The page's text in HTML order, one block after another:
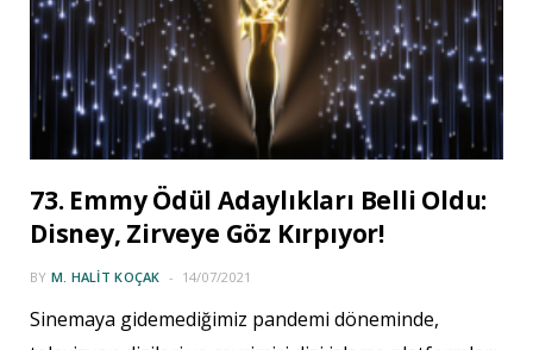
73. Emmy Ödül Adaylıkları Belli Oldu:
Disney, Zirveye Göz Kırpıyor!
BY M. HALIT KOÇAK 14/07/2021
Sinemaya gidemediğimiz pandemi döneminde,